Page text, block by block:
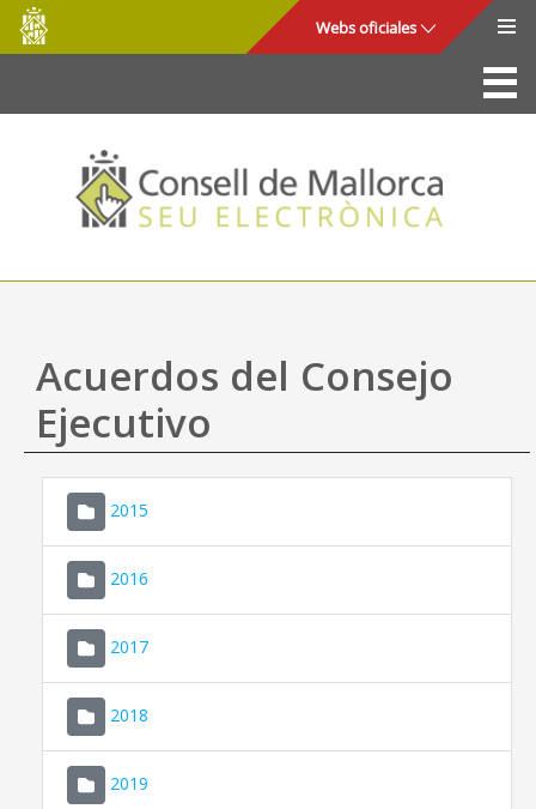
Saltar al contenido principal
Consell
de
Mallorca
Webs oficiales
La Sede
Consejo de Mallorca
Acceso y seguridad
Utilidades
Mapa web
Ayuda
Acuerdos del Consejo
Ejecutivo
2015
2016
2017
2018
2019